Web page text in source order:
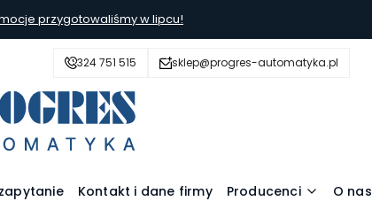
przygotowaliśmy w lipcu!
324 751 515 sklep@progres-automatyka.pl
Kontakt i dane firmy Producenci O nas